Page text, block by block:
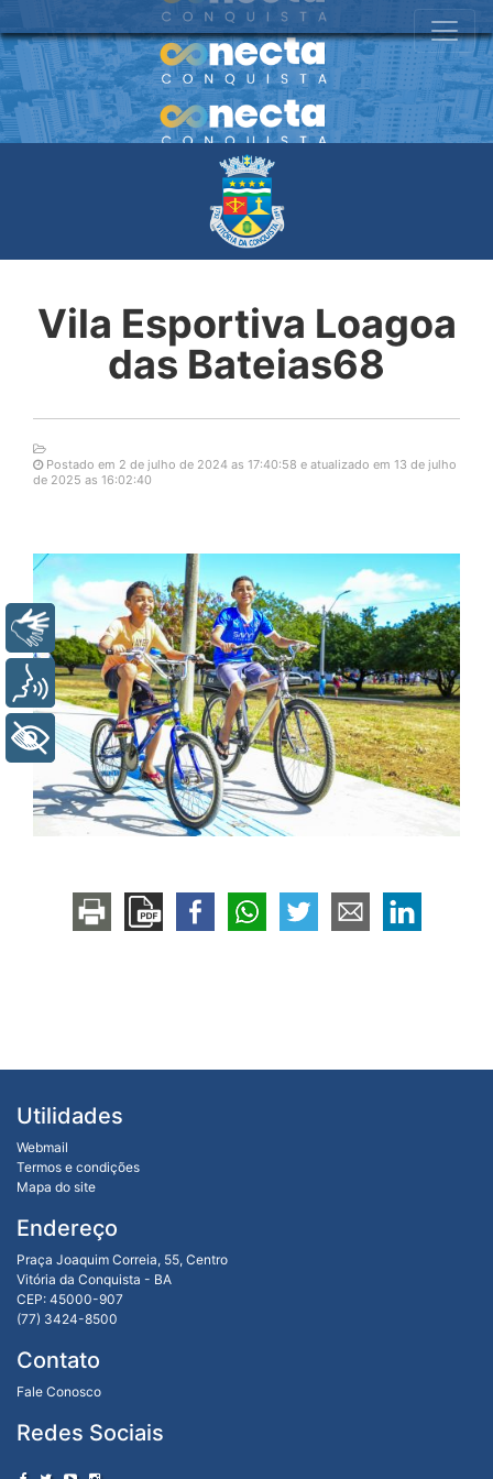
Vila Esportiva Loagoa
das Bateias68
Postado em 2 de julho de 2024 as 17:40:58 e atualizado em 13 de julho
de 2025 as 16:02:40
Utilidades
Webmail
Termos e condições
Mapa do site
Endereço
Praça Joaquim Correia, 55, Centro
Vitória da Conquista - BA
CEP: 45000-907
(77) 3424-8500
Contato
Fale Conosco
Redes Sociais
Libras
Voz
+ Acessibilidade